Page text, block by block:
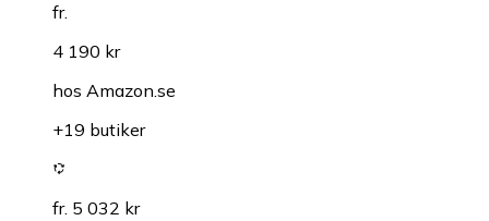
fr.
4 190 kr
hos Amazon.se
+19 butiker
fr. 5 032 kr